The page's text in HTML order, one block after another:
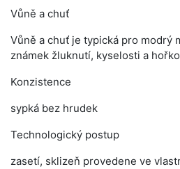
Vůně a chuť
Vůně a chuť je typická pro modrý
známek žluknutí, kyselosti a
Konzistence
sypká bez hrudek
Technologický postup
zasetí, sklizeň provedene ve